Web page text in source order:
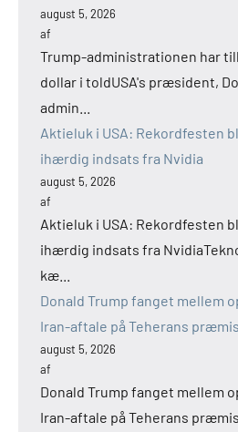
august 5, 2026
af
Trump-administrationen har
dollar i toldUSA's præsident,
admin...
Aktieluk i USA: Rekordfesten
ihærdig indsats fra Nvidia
august 5, 2026
af
Aktieluk i USA: Rekordfesten
ihærdig indsats fra
kæ...
Donald Trump fanget mellem
Iran-aftale på Teherans
august 5, 2026
af
Donald Trump fanget mellem
Iran-aftale på Teherans